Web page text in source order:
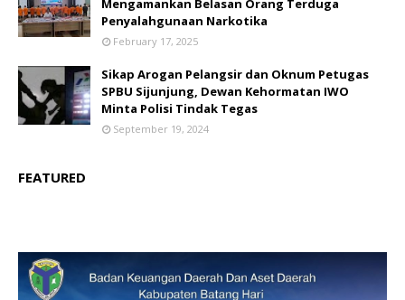
Mengamankan Belasan Orang Terduga
Penyalahgunaan Narkotika
February 17, 2025
Sikap Arogan Pelangsir dan Oknum Petugas
SPBU Sijunjung, Dewan Kehormatan IWO
Minta Polisi Tindak Tegas
September 19, 2024
FEATURED